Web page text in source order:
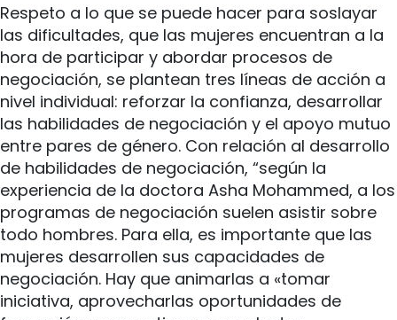
Respeto a lo que se puede hacer para soslayar
las dificultades, que las mujeres encuentran a la
hora de participar y abordar procesos de
negociación, se plantean tres líneas de acción a
nivel individual: reforzar la confianza, desarrollar
las habilidades de negociación y el apoyo mutuo
entre pares de género. Con relación al desarrollo
de habilidades de negociación, “según la
experiencia de la doctora Asha Mohammed, a los
programas de negociación suelen asistir sobre
todo hombres. Para ella, es importante que las
mujeres desarrollen sus capacidades de
negociación. Hay que animarlas a «tomar
iniciativa, aprovecharlas oportunidades de